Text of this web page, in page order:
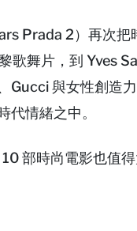
Prada 2）再次
歌舞片，到 Yves
Gucci 與女性創造
代情緒之中。
部時尚電影也值得